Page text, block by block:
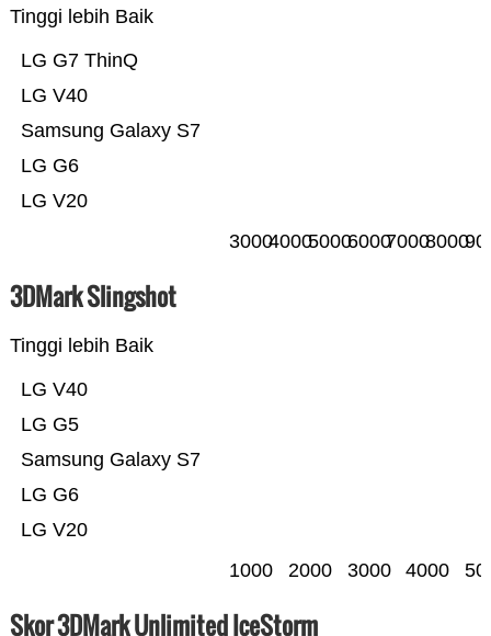
Tinggi lebih Baik
LG V20
LG G6
Samsung Galaxy S7
LG V40
LG G7 ThinQ
300040005000600070008000
3DMark Slingshot
Tinggi lebih Baik
LG V20
LG G6
Samsung Galaxy S7
LG G5
LG V40
1000 2000 3000 4000
Skor 3DMark Unlimited IceStorm